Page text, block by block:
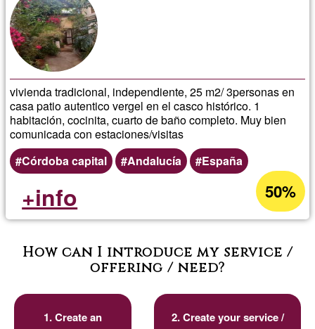
vivienda tradicional, independiente, 25 m2/ 3personas en
casa patio autentico vergel en el casco histórico. 1
habitación, cocinita, cuarto de baño completo. Muy bien
comunicada con estaciones/visitas
Córdoba capital
Andalucía España
50%
+info
How can I introduce my service /
offering / need?
1. Create an
2. Create your service /